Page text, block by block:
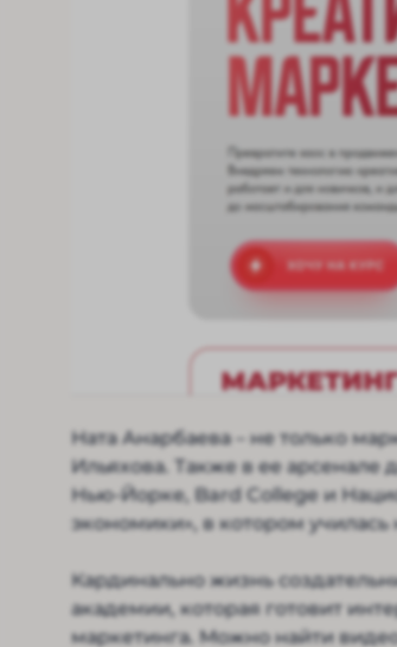
Ната Анарбаева – не только
Ильяхова. Также в ее арсенале
Нью-Йорке, Bard College и
экономики», в котором
Кардинально жизнь
академии, которая готовит
маркетинга. Можно найти